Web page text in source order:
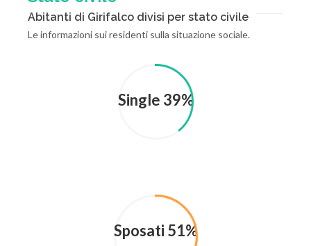
Abitanti di Girifalco divisi per stato civile
Le informazioni sui residenti sulla situazione sociale.
Single 39%
Sposati 51%